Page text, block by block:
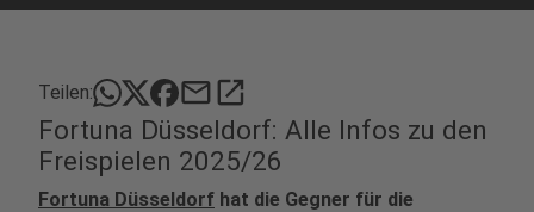
Teilen: mailopen_in_new
Fortuna Düsseldorf: Alle Infos zu den
Freispielen 2025/26
Fortuna Düsseldorf hat die Gegner für die